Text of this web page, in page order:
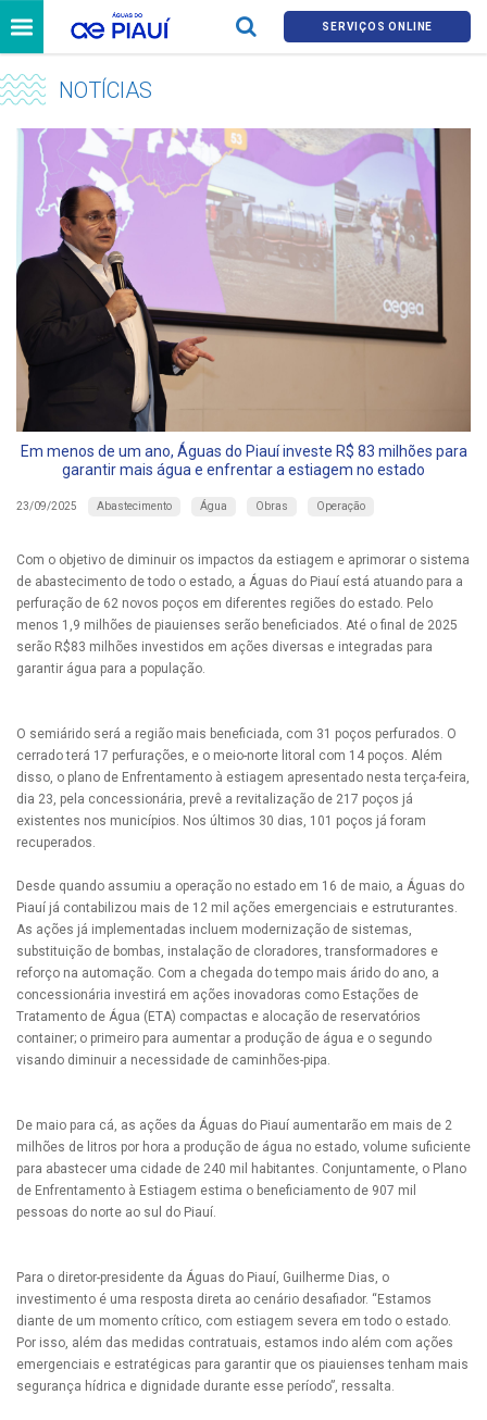
SERVIÇOS ONLINE
NOTÍCIAS
Em menos de um ano, Águas do Piauí investe R$ 83 milhões para
garantir mais água e enfrentar a estiagem no estado
23/09/2025 Abastecimento Água Obras Operação
Com o objetivo de diminuir os impactos da estiagem e aprimorar o sistema
de abastecimento de todo o estado, a Águas do Piauí está atuando para a
perfuração de 62 novos poços em diferentes regiões do estado. Pelo
menos 1,9 milhões de piauienses serão beneficiados. Até o final de 2025
serão R$83 milhões investidos em ações diversas e integradas para
garantir água para a população.
O semiárido será a região mais beneficiada, com 31 poços perfurados. O
cerrado terá 17 perfurações, e o meio-norte litoral com 14 poços. Além
disso, o plano de Enfrentamento à estiagem apresentado nesta terça-feira,
dia 23, pela concessionária, prevê a revitalização de 217 poços já
existentes nos municípios. Nos últimos 30 dias, 101 poços já foram
recuperados.
Desde quando assumiu a operação no estado em 16 de maio, a Águas do
Piauí já contabilizou mais de 12 mil ações emergenciais e estruturantes.
As ações já implementadas incluem modernização de sistemas,
substituição de bombas, instalação de cloradores, transformadores e
reforço na automação. Com a chegada do tempo mais árido do ano, a
concessionária investirá em ações inovadoras como Estações de
Tratamento de Água (ETA) compactas e alocação de reservatórios
container; o primeiro para aumentar a produção de água e o segundo
visando diminuir a necessidade de caminhões-pipa.
De maio para cá, as ações da Águas do Piauí aumentarão em mais de 2
milhões de litros por hora a produção de água no estado, volume suficiente
para abastecer uma cidade de 240 mil habitantes. Conjuntamente, o Plano
de Enfrentamento à Estiagem estima o beneficiamento de 907 mil
pessoas do norte ao sul do Piauí.
Para o diretor-presidente da Águas do Piauí, Guilherme Dias, o
investimento é uma resposta direta ao cenário desafiador. “Estamos
diante de um momento crítico, com estiagem severa em todo o estado.
Por isso, além das medidas contratuais, estamos indo além com ações
emergenciais e estratégicas para garantir que os piauienses tenham mais
segurança hídrica e dignidade durante esse período”, ressalta.